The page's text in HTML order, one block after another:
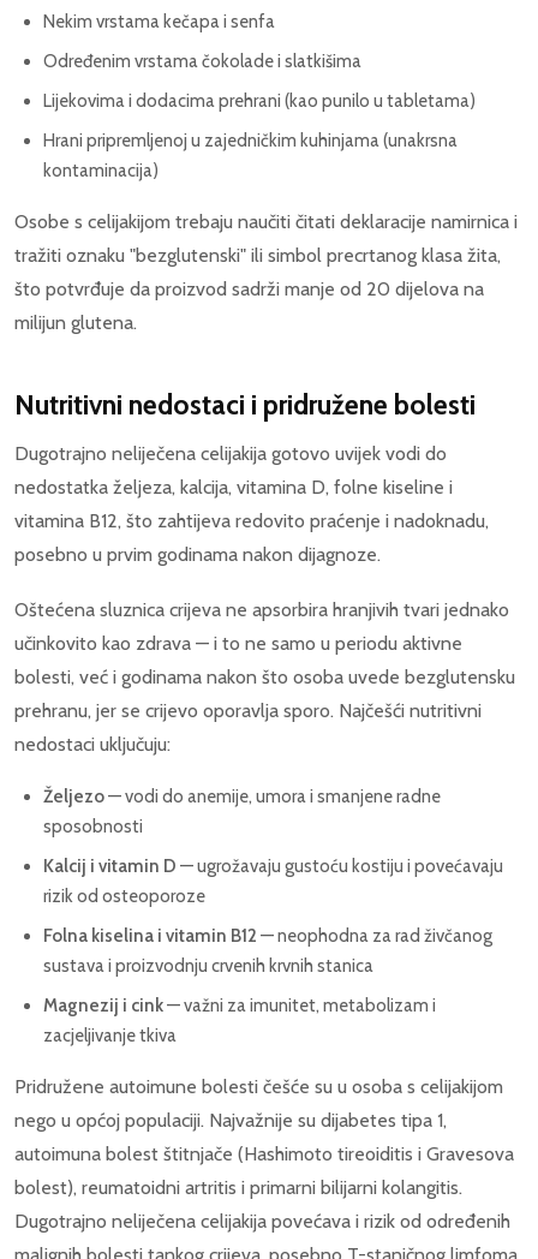
Nekim vrstama kečapa i senfa
Određenim vrstama čokolade i slatkišima
Lijekovima i dodacima prehrani (kao punilo u tabletama)
Hrani pripremljenoj u zajedničkim kuhinjama (unakrsna
kontaminacija)
Osobe s celijakijom trebaju naučiti čitati deklaracije namirnica i
tražiti oznaku "bezglutenski" ili simbol precrtanog klasa žita,
što potvrđuje da proizvod sadrži manje od 20 dijelova na
milijun glutena.
Nutritivni nedostaci i pridružene bolesti
Dugotrajno neliječena celijakija gotovo uvijek vodi do
nedostatka željeza, kalcija, vitamina D, folne kiseline i
vitamina B12, što zahtijeva redovito praćenje i nadoknadu,
posebno u prvim godinama nakon dijagnoze.
Oštećena sluznica crijeva ne apsorbira hranjivih tvari jednako
učinkovito kao zdrava — i to ne samo u periodu aktivne
bolesti, već i godinama nakon što osoba uvede bezglutensku
prehranu, jer se crijevo oporavlja sporo. Najčešći nutritivni
nedostaci uključuju:
Željezo— vodi do anemije, umora i smanjene radne
sposobnosti
Kalcij i vitamin D — ugrožavaju gustoću kostiju i povećavaju
rizik od osteoporoze
Folna kiselina i vitamin B12 — neophodna za rad živčanog
sustava i proizvodnju crvenih krvnih stanica
Magnezij i cink— važni za imunitet, metabolizam i
zacjeljivanje tkiva
Pridružene autoimune bolesti češće su u osoba s celijakijom
nego u općoj populaciji. Najvažnije su dijabetes tipa 1,
autoimuna bolest štitnjače (Hashimoto tireoiditis i Gravesova
bolest), reumatoidni artritis i primarni bilijarni kolangitis.
Dugotrajno neliječena celijakija povećava i rizik od određenih